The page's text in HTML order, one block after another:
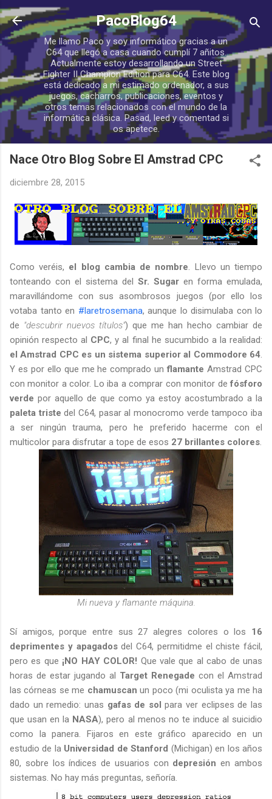
Ir al contenido principal
PacoBlog64
Me llamo Paco y soy informático gracias a un
C64 que llegó a casa cuando cumplí 7 añitos.
Actualmente estoy desarrollando un Street
Fighter II Champion Edition para C64. Este blog
está dedicado a mi estimado ordenador, a sus
juegos, cacharros, publicaciones, eventos y
otros temas relacionados con el mundo de la
informática clásica. Pasad, leed y comentad si
os apetece.
Nace Otro Blog Sobre El Amstrad CPC
diciembre 28, 2015
Como veréis, el blog cambia de nombre . Llevo un tiempo
tonteando con el sistema del Sr. Sugar en forma emulada,
maravillándome con sus asombrosos juegos (por ello los
votaba tanto en #laretrosemana, aunque lo disimulaba con lo
de "descubrir nuevos títulos") que me han hecho cambiar de
opinión respecto al CPC, y al final he sucumbido a la realidad:
el Amstrad CPC es un sistema superior al Commodore 64
Y es por ello que me he comprado unflamante Amstrad CPC
con monitor a color. Lo iba a comprar con monitor defósforo
verde por aquello de que como ya estoy acostumbrado a la
paleta triste del C64, pasar al monocromo verde tampoco iba
a ser ningún trauma, pero he preferido hacerme con el
multicolor para disfrutar a tope de esos 27 brillantes colores
Mi nueva y flamante máquina.
Sí amigos, porque entre sus 27 alegres colores o los 16
deprimentes y apagadosdel C64, permitidme el chiste fácil,
pero es que ¡NO HAY COLOR! Que vale que al cabo de unas
horas de estar jugando al Target Renegade con el Amstrad
las córneas se me chamuscan un poco (mi oculista ya me ha
dado un remedio: unas gafas de sol para ver eclipses de las
que usan en la NASA), pero al menos no te induce al suicidio
como la panera. Fijaros en este gráfico aparecido en un
estudio de la Universidad de Stanford (Michigan) en los años
80, sobre los índices de usuarios con depresión en ambos
sistemas. No hay más preguntas, señoría.